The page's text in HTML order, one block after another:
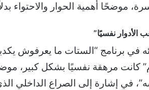
موضحًا أهمية الحوار والاحتواء
نفسيًا”
مرهقة نفسيًا بشكل كبير،
في إشارة إلى الصراع الداخلي